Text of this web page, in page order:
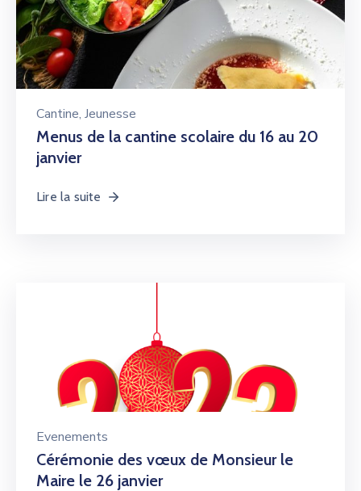
Cantine‚ Jeunesse
Menus de la cantine scolaire du 16 au 20
janvier
Lire la suite
Evenements
Cérémonie des vœux de Monsieur le
Maire le 26 janvier